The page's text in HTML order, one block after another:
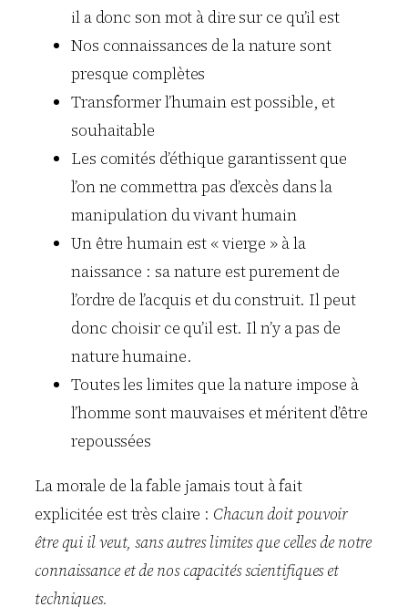
il a donc son mot à dire sur ce qu’il est
Nos connaissances de la nature sont
presque complètes
Transformer l’humain est possible, et
souhaitable
Les comités d’éthique garantissent que
l’on ne commettra pas d’excès dans la
manipulation du vivant humain
Un être humain est « vierge » à la
naissance : sa nature est purement de
l’ordre de l’acquis et du construit. Il peut
donc choisir ce qu’il est. Il n’y a pas de
nature humaine.
Toutes les limites que la nature impose à
l’homme sont mauvaises et méritent d’être
repoussées
La morale de la fable jamais tout à fait
explicitée est très claire : Chacun doit pouvoir
être qui il veut, sans autres limites que celles de notre
connaissance et de nos capacités scientifiques et
techniques.